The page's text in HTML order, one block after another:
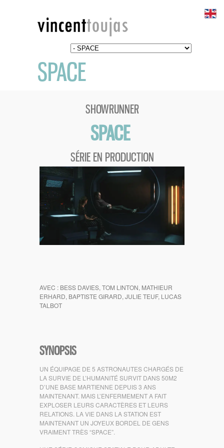
SPACE
SHOWRUNNER
SPACE
SÉRIE EN PRODUCTION
AVEC : BESS DAVIES, TOM LINTON, MATHIEUR
ERHARD, BAPTISTE GIRARD, JULIE TEUF, LUCAS
TALBOT
SYNOPSIS
UN ÉQUIPAGE DE 5 ASTRONAUTES CHARGÉS DE
LA SURVIE DE L’HUMANITÉ SURVIT DANS 50M2
D’UNE BASE MARTIENNE DEPUIS 3 ANS
MAINTENANT. MAIS L’ENFERMEMENT A FAIT
EXPLOSER LEURS CARACTÈRES ET LEURS
RELATIONS. LA VIE DANS LA STATION EST
MAINTENANT UN JOYEUX BORDEL DE GENS
VRAIMENT TRÈS “SPACE”.